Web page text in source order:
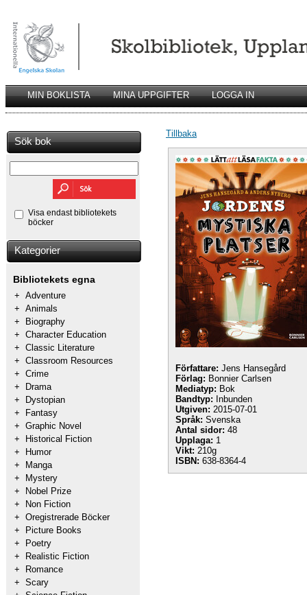
MIN BOKLISTA MINA UPPGIFTER LOGGA IN
Sök bok
Visa endast bibliotekets
böcker
Kategorier
Bibliotekets egna
+ Adventure
+ Animals
+
Biography
+ Character Education
+ Classic Literature
+ Classroom Resources
+ Crime
+
Drama
+
Dystopian
+
Fantasy
+ Graphic Novel
+
Historical Fiction
+
Humor
+
Manga
+
Mystery
+
Nobel Prize
+
Non Fiction
+ Oregistrerade Böcker
+
Picture Books
+
Poetry
+
Realistic Fiction
+
Romance
+ Scary
Tillbaka
Författare: Jens Hansegård
Förlag: Bonnier Carlsen
Mediatyp: Bok
Bandtyp: Inbunden
Utgiven: 2015-07-01
Språk: Svenska
Antal sidor: 48
Upplaga: 1
Vikt: 210g
ISBN: 638-8364-4